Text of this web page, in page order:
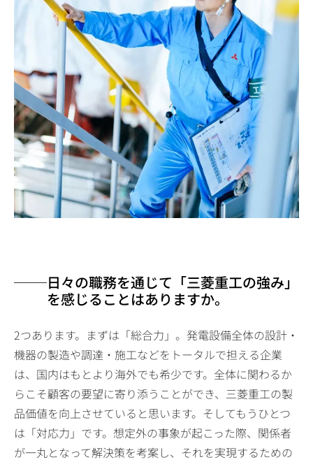
日々の職務を通じて「三菱重工の強み」
を感じることはありますか。
2つあります。まずは「総合力」。発電設備全体の設計・
機器の製造や調達・施工などをトータルで担える企業
は、国内はもとより海外でも希少です。全体に関わるか
らこそ顧客の要望に寄り添うことができ、三菱重工の製
品価値を向上させていると思います。そしてもうひとつ
は「対応力」です。想定外の事象が起こった際、関係者
が一丸となって解決策を考案し、それを実現するための